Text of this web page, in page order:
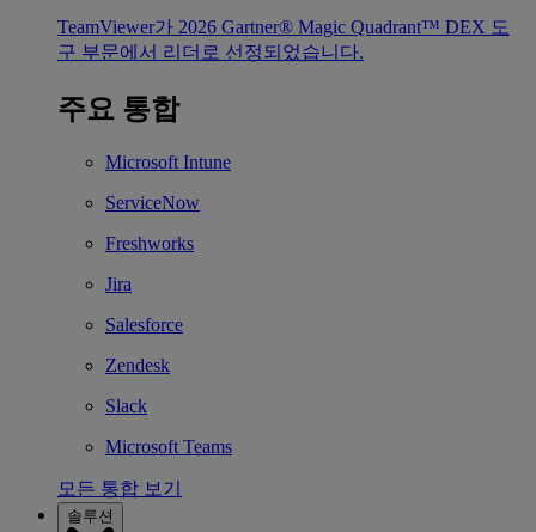
TeamViewer가 2026 Gartner® Magic Quadrant™ DEX 도
구 부문에서 리더로 선정되었습니다.
주요 통합
Microsoft Intune
ServiceNow
Freshworks
Jira
Salesforce
Zendesk
Slack
Microsoft Teams
모든 통합 보기
솔루션